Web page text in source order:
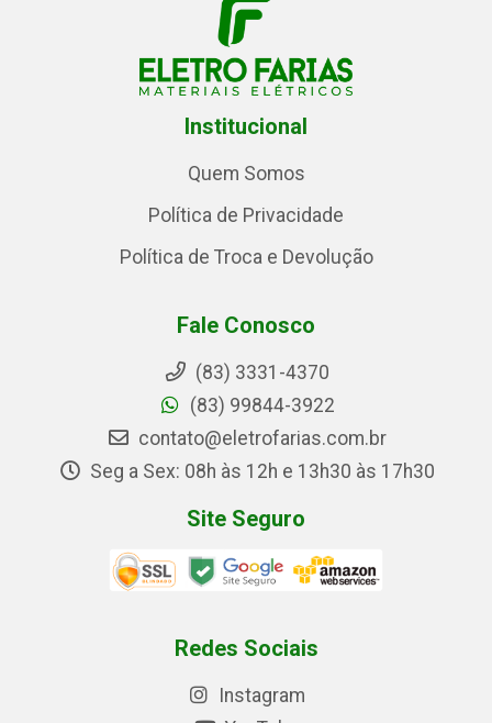
Institucional
Quem Somos
Política de Privacidade
Política de Troca e Devolução
Fale Conosco
(83) 3331-4370
(83) 99844-3922
contato@eletrofarias.com.br
Seg a Sex: 08h às 12h e 13h30 às 17h30
Site Seguro
Redes Sociais
Instagram